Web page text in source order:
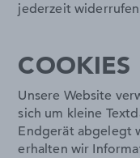
jederzeit
COOKIES
Unsere Website
sich um kleine
Endgerät abgelegt
erhalten wir